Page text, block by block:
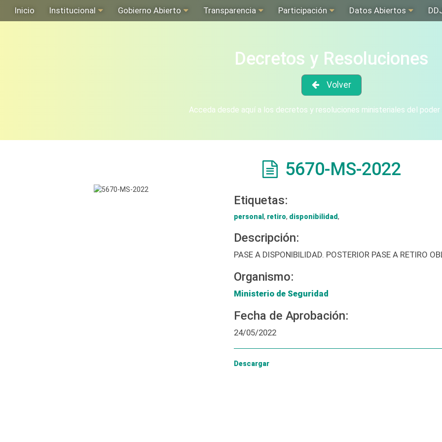
Inicio Institucional Gobierno Abierto Transparencia Participación Datos Abiertos
Decretos y Resoluciones
Volver
Acceda desde aquí a los decretos y resoluciones ministeriales del
5670-MS-2022
Etiquetas:
personal , retiro, disponibilidad,
Descripción:
PASE A DISPONIBILIDAD. POSTERIOR PASE A RETIRO
Organismo:
Ministerio de Seguridad
Fecha de Aprobación:
24/05/2022
Descargar